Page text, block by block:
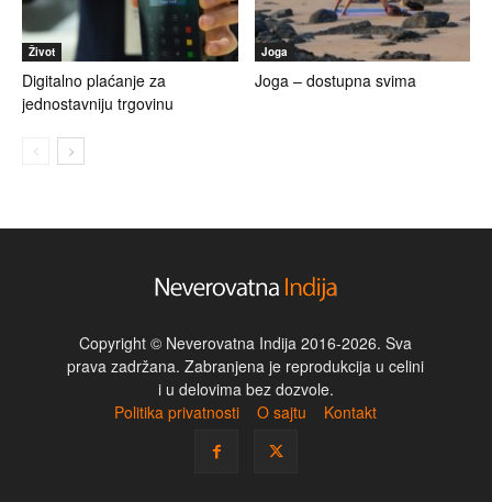
Život
Digitalno plaćanje za
jednostavniju trgovinu
Joga
Joga – dostupna svima
Copyright © Neverovatna Indija 2016-2026. Sva
prava zadržana. Zabranjena je reprodukcija u celini
i u delovima bez dozvole.
Politika privatnosti
O sajtu Kontakt